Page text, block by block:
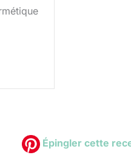
Épingler cette